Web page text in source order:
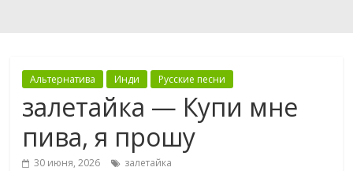
Альтернатива Инди Русские песни
залетайка — Купи мне
пива, я прошу
30 июня, 2026 залетайка